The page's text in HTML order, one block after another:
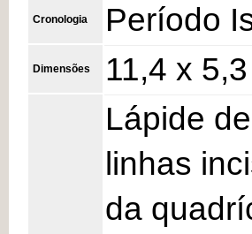
Cronologia Período
Dimensões 11,4 x
Lápide
linhas
da